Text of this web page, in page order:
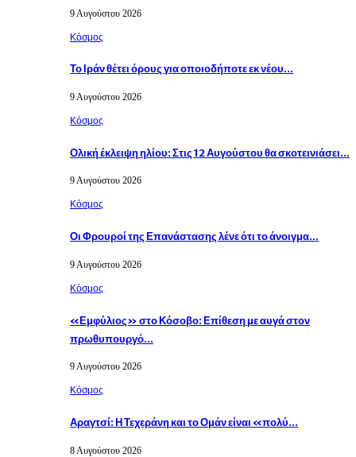
9 Αυγούστου 2026
Κόσμος
Το Ιράν θέτει όρους για οποιοδήποτε εκ νέου…
9 Αυγούστου 2026
Κόσμος
Ολική έκλειψη ηλίου: Στις 12 Αυγούστου θα σκοτεινιάσει…
9 Αυγούστου 2026
Κόσμος
Οι Φρουροί της Επανάστασης λένε ότι το άνοιγμα…
9 Αυγούστου 2026
Κόσμος
«Εμφύλιος» στο Κόσοβο: Επίθεση με αυγά στον
πρωθυπουργό…
9 Αυγούστου 2026
Κόσμος
Αραγτσί: Η Τεχεράνη και το Ομάν είναι «πολύ…
8 Αυγούστου 2026